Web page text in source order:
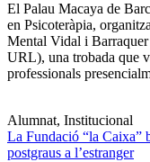
El Palau Macaya de
en Psicoteràpia,
Mental Vidal i
URL), una trobada que
professionals
Alumnat, Institucional
La Fundació “la Caixa”
postgraus a l’estranger